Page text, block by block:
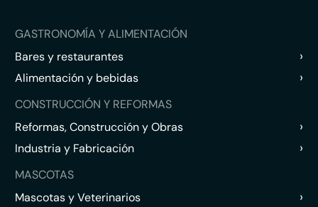
GASTRONOMÍA Y ALIMENTACIÓN
Bares y restaurantes
›
Alimentación y bebidas ›
CONSTRUCCIÓN Y REFORMAS
Reformas, Construcción y Obras
›
Industria y Fabricación ›
MASCOTAS
Mascotas y Veterinarios
›